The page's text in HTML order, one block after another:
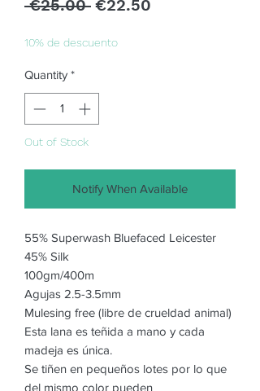
€25.00 Regular
€22.50
10% de descuento
Quantity *
Out of Stock
Notify When Available
55% Superwash Bluefaced Leicester
45% Silk
100gm/400m
Agujas 2.5-3.5mm
Mulesing free (libre de crueldad animal)
Esta lana es teñida a mano y cada
madeja es única.
Se tiñen en pequeños lotes por lo que
del mismo color pueden